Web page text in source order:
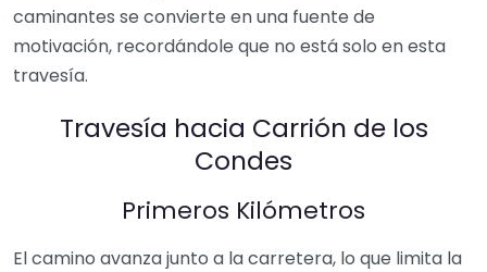
caminantes se convierte en una fuente de
motivación, recordándole que no está solo en esta
travesía.
Travesía hacia Carrión de los
Condes
Primeros Kilómetros
El camino avanza junto a la carretera, lo que limita la